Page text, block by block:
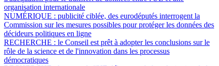
organisation internationale
NUMÉRIQUE : publicité ciblée, des eurodéputés interrogent la
Commission sur les mesures possibles pour protéger les données des
décideurs politiques en ligne
RECHERCHE : le Conseil est prêt à adopter les conclusions sur le
rôle de la science et de l'innovation dans les processus
démocratiques